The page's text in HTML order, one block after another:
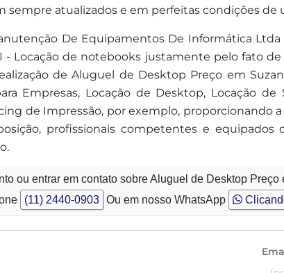
sempre atualizados e em perfeitas condições de
De Equipamentos De Informática
- Locação de notebooks justamente pelo fato
de Aluguel de Desktop Preço em
Empresas, Locação de Desktop, Locação
de Impressão, por exemplo, proporcionando
profissionais competentes e
ou entrar em contato sobre Aluguel de Desktop Preço
(11) 2440-0903 Ou em nosso WhatsApp